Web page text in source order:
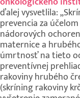
ďalej vysvetlila:
prevencia za
nádorových
maternice a
úmrtnosť na tieto
preventívnej
rakoviny hrubého
(skríning rakoviny